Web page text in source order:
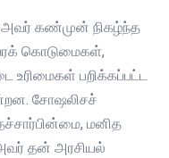
அவர் கண்முன் நிகழ்ந்த
கொடுமைகள்,
உரிமைகள் பறிக்கப்பட்ட
சோஷலிசச்
மனித
தன் அரசியல்